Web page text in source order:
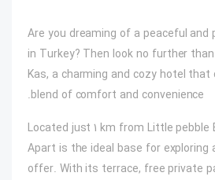
Are you dreaming of a peaceful and
in Turkey? Then look no further
Kas, a charming and cozy hotel
blend of comfort and convenience.
Located just 1 km from Little pebble
Apart is the ideal base for exploring
offer. With its terrace, free private